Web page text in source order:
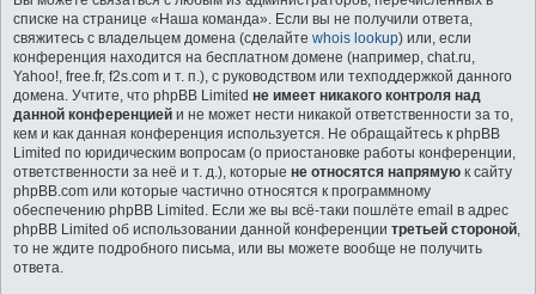
списке на странице «Наша команда». Если вы не получили ответа,
свяжитесь с владельцем домена (сделайте whois lookup) или, если
конференция находится на бесплатном домене (например, chat.ru,
Yahoo!, free.fr, f2s.com и т. п.), с руководством или техподдержкой данного
домена. Учтите, что phpBB Limited не имеет никакого контроля над
данной конференцией и не может нести никакой ответственности за то,
кем и как данная конференция используется. Не обращайтесь к phpBB
Limited по юридическим вопросам (о приостановке работы конференции,
ответственности за неё и т. д.), которые не относятся напрямую к сайту
phpBB.com или которые частично относятся к программному
обеспечению phpBB Limited. Если же вы всё-таки пошлёте email в адрес
phpBB Limited об использовании данной конференции третьей стороной,
то не ждите подробного письма, или вы можете вообще не получить
ответа.